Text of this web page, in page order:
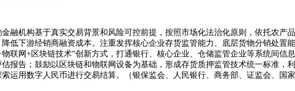
金融机构基于真实交易背景和风险可控前提，按照市场化法治化原则，依托农产
低下游经销商融资成本。注重发挥核心企业存货监管能力、底层货物分销处置
联网+区块链技术”创新方式，打通银行、核心企业、仓储监管企业等系统间信
报告；鼓励以区块链和物联网设备为基础，形成存货质押监管技术统一标准，
运用数字人民币进行交易结算。（银保监会、人民银行、商务部、证监会、国